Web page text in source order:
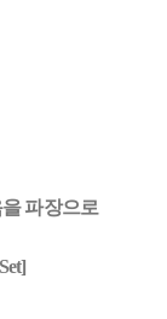
파장으로